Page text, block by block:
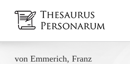
Inhalt
springen
von Emmerich, Franz